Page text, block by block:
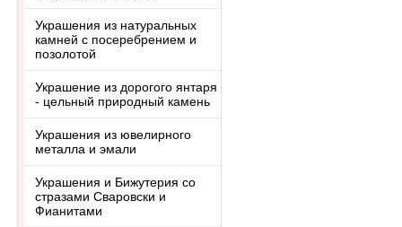
Украшения из натуральных
камней с посеребрением и
позолотой
Украшение из дорогого янтаря
- цельный природный камень
Украшения из ювелирного
металла и эмали
Украшения и Бижутерия со
стразами Сваровски и
Фианитами